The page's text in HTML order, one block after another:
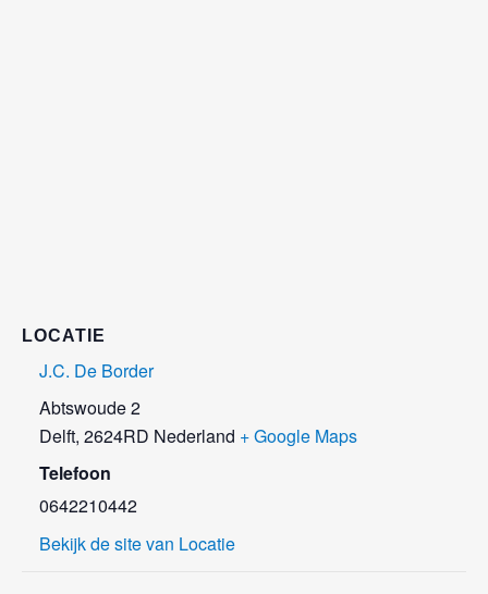
LOCATIE
J.C. De Border
Abtswoude 2
Delft, 2624RD Nederland + Google Maps
Telefoon
0642210442
Bekijk de site van Locatie